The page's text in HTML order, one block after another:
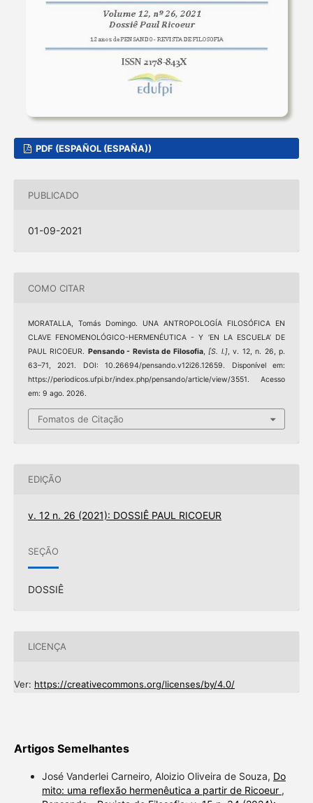
PDF (ESPAÑOL (ESPAÑA))
PUBLICADO
01-09-2021
COMO CITAR
MORATALLA, Tomás Domingo. UNA ANTROPOLOGÍA FILOSÓFICA EN
CLAVE FENOMENOLÓGICO-HERMENÉUTICA - Y ‘EN LA ESCUELA’ DE
PAUL RICOEUR. Pensando - Revista de Filosofia,[S. l.], v. 12, n. 26, p.
63–71, 2021. DOI: 10.26694/pensando.v12i26.12659. Disponível em:
https://periodicos.ufpi.br/index.php/pensando/article/view/3551. Acesso
em: 9 ago. 2026.
Fomatos de Citação
EDIÇÃO
v. 12 n. 26 (2021): DOSSIÊ PAUL RICOEUR
SEÇÃO
DOSSIÊ
LICENÇA
Ver: https://creativecommons.org/licenses/by/4.0/
Artigos Semelhantes
José Vanderlei Carneiro, Aloizio Oliveira de Souza, Do
mito: uma reflexão hermenêutica a partir de Ricoeur ,